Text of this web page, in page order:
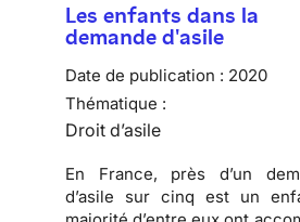
Les enfants dans la
demande d'asile
Date de publication : 2020
Thématique :
Droit d’asile
En France, près d’un
d’asile sur cinq est un